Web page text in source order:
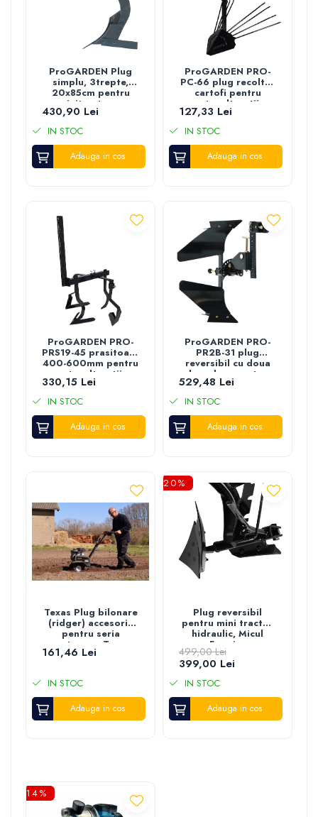
ProGARDEN Plug
simplu, 3trepte,
20x85cm pentru
minitractoare
Campo T
430,90 Lei
IN STOC
Adauga in cos
ProGARDEN PRO-
PC-66 plug recoltat
cartofi pentru
motocultor, tija
66cm
127,33 Lei
IN STOC
Adauga in cos
ProGARDEN PRO-
PRS19-45 prasitoare
400-600mm pentru
motocultor, tija
45cm
330,15 Lei
IN STOC
Adauga in cos
ProGARDEN PRO-
PR2B-31 plug
reversibil cu doua
brazdare pentru
motocultor, tija
31cm
529,48 Lei
IN STOC
Adauga in cos
Texas Plug bilonare
(ridger) accesoriu
pentru seria
motosape Texas
Lilli, Hobby, El-Tex
161,46 Lei
IN STOC
Adauga in cos
-20%
Plug reversibil
pentru mini tractor
hidraulic, Micul
Fermier
499,00 Lei
399,00 Lei
IN STOC
Adauga in cos
-14%